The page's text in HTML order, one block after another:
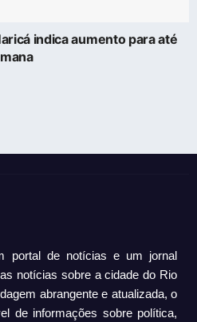
indica aumento para até
portal de notícias e um jornal
notícias sobre a cidade do Rio
abrangente e atualizada, o
de informações sobre política,